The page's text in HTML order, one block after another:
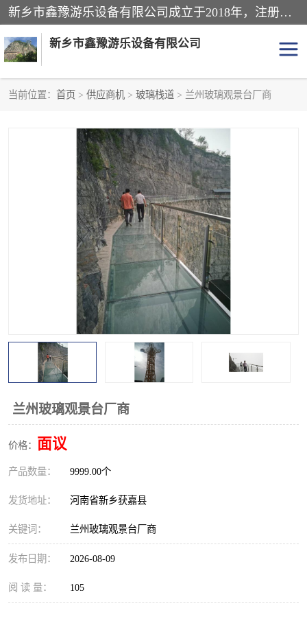
新乡市鑫豫游乐设备有限公司成立于2018年，注册地位于河南省。经营范围包括游乐设备、滑索、滑道、空中自行车、吊桥、拓展器材、攀岩器材、趣桥、悬崖秋千、网红桥、儿童乐园设备、水上乐园设备、丛林穿越设备、音乐呐喊设备、轨道滑车、栈道、玻璃滑道、观景平台、景观包装的设计、制造、销售、安装、维修，景区策划服务。
新乡市鑫豫游乐设备有限公司
当前位置： 首页 > 供应商机 > 玻璃栈道 > 兰州玻璃观景台厂商
兰州玻璃观景台厂商
价格： 面议
产品数量： 9999.00个
发货地址： 河南省新乡获嘉县
关键词： 兰州玻璃观景台厂商
发布日期： 2026-08-09
阅 读 量： 105
儿童乐园设备
水上乐园设备
攀岩器材
空中自行车
玻璃滑道
网红桥
拓展器材 丛林穿越设备
玻璃栈道